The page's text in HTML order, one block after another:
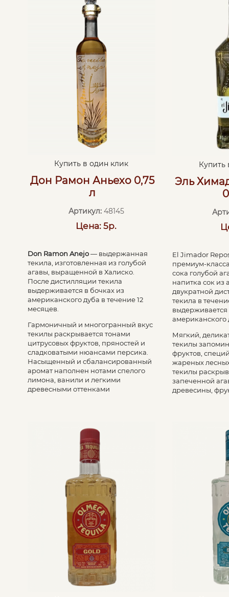
Купить в один клик
Дон Рамон Аньехо 0,75
л
Артикул:48145
Цена: 5р.
Don Ramon Anejo— выдержанная
текила, изготовленная из голубой
агавы, выращенной в Халиско.
После дистилляции текила
выдерживается в бочках из
американского дуба в течение 12
месяцев.
Гармоничный и многогранный вкус
текилы раскрывается тонами
цитрусовых фруктов, пряностей и
сладковатыми нюансами персика.
Насыщенный и сбалансированный
аромат наполнен нотами спелого
лимона, ванили и легкими
древесными оттенками
Купить
Эль
El Jimador
премиум-
сока голубой
напитка сок из
двукратной
текила в
выдерживается
американского
Мягкий,
текилы
фруктов,
жареных
текилы
запеченной
древесины,